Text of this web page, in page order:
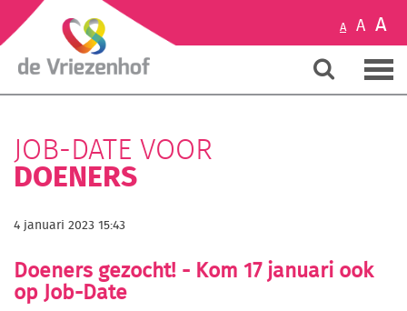
A A A
JOB-DATE VOOR
DOENERS
4 januari 2023 15:43
Doeners gezocht! - Kom 17 januari ook
op Job-Date